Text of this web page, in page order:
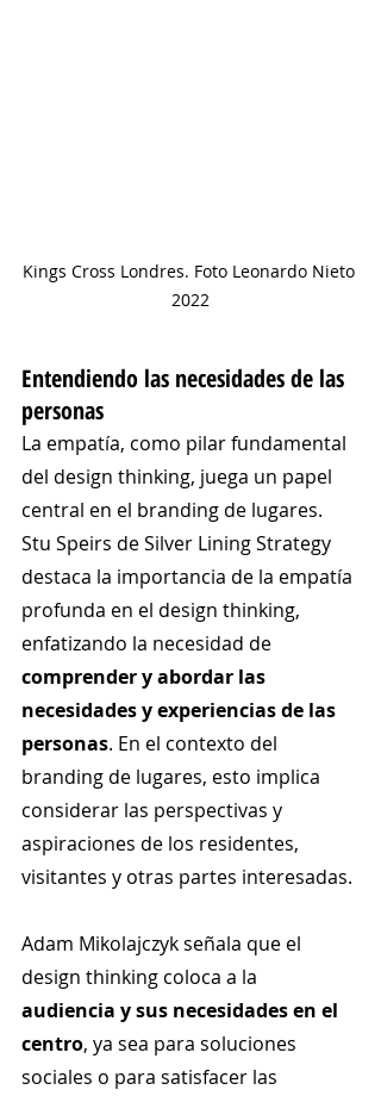
Kings Cross Londres. Foto Leonardo Nieto
2022
Entendiendo las necesidades de las
personas
La empatía, como pilar fundamental
del design thinking, juega un papel
central en el branding de lugares.
Stu Speirs de Silver Lining Strategy
destaca la importancia de la empatía
profunda en el design thinking,
enfatizando la necesidad de
comprender y abordar las
necesidades y experiencias de las
personas. En el contexto del
branding de lugares, esto implica
considerar las perspectivas y
aspiraciones de los residentes,
visitantes y otras partes interesadas.
Adam Mikolajczyk señala que el
design thinking coloca a la
audiencia y sus necesidades en el
centro, ya sea para soluciones
sociales o para satisfacer las